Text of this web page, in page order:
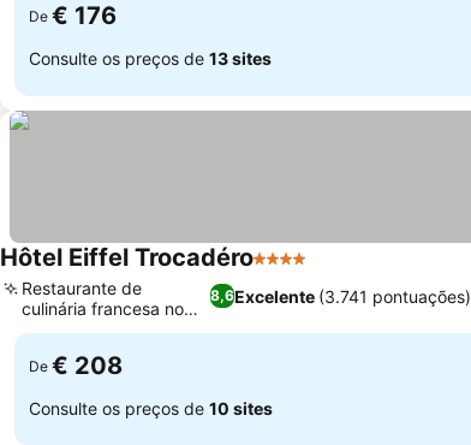
De € 176
Consulte os preços de 13 sites
Hôtel Eiffel Trocadéro4 Estrelas
8,6Excelente (3.741 pontuações)
Restaurante de
culinária francesa no
local
De € 208
Consulte os preços de 10 sites